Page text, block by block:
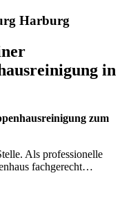
Harburg
in
zum
Als professionelle
fachgerecht…